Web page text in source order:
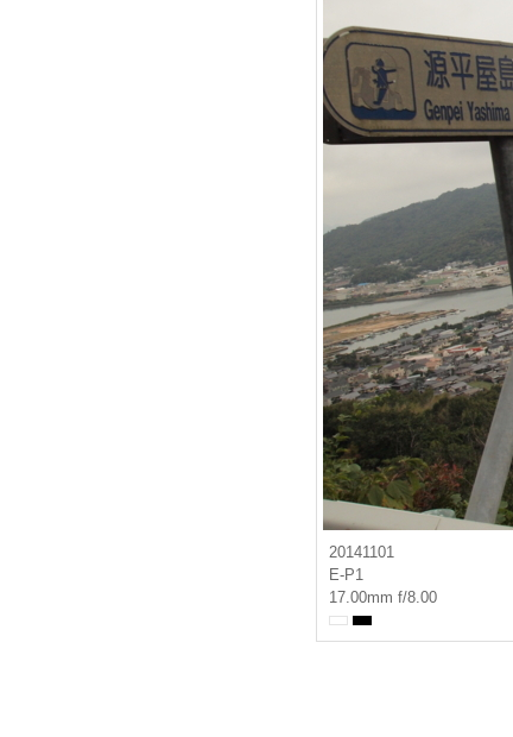
20141101
E-P1
17.00mm f/8.00